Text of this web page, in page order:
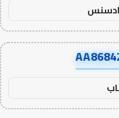
ادسنس